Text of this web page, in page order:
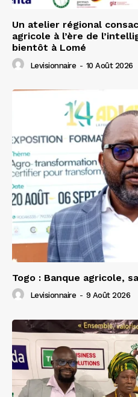
Un atelier régional
agricole à l’ère de
bientôt à Lomé
Levisionnaire - 10 Août 2026
Togo : Banque agricole,
Levisionnaire - 9 Août 2026